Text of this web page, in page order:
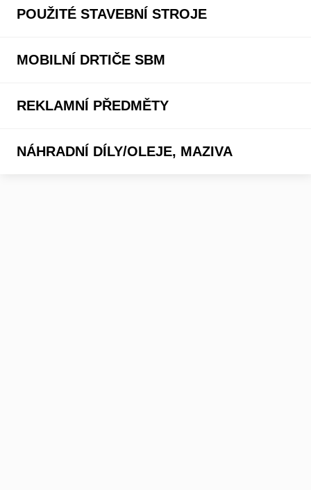
POUŽITÉ STAVEBNÍ STROJE
MOBILNÍ DRTIČE SBM
REKLAMNÍ PŘEDMĚTY
NÁHRADNÍ DÍLY/OLEJE, MAZIVA